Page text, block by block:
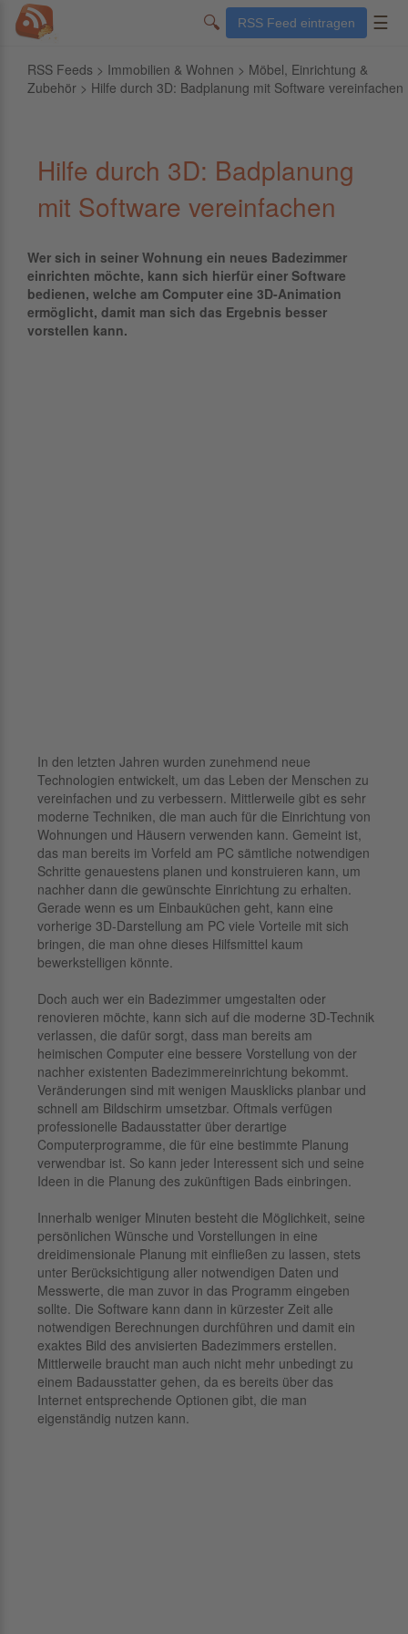
🔍 RSS Feed eintragen ☰
RSS Feeds > Immobilien & Wohnen > Möbel, Einrichtung &
Zubehör > Hilfe durch 3D: Badplanung mit Software vereinfachen
Hilfe durch 3D: Badplanung
mit Software vereinfachen
Wer sich in seiner Wohnung ein neues Badezimmer
einrichten möchte, kann sich hierfür einer Software
bedienen, welche am Computer eine 3D-Animation
ermöglicht, damit man sich das Ergebnis besser
vorstellen kann.
In den letzten Jahren wurden zunehmend neue
Technologien entwickelt, um das Leben der Menschen zu
vereinfachen und zu verbessern. Mittlerweile gibt es sehr
moderne Techniken, die man auch für die Einrichtung von
Wohnungen und Häusern verwenden kann. Gemeint ist,
das man bereits im Vorfeld am PC sämtliche notwendigen
Schritte genauestens planen und konstruieren kann, um
nachher dann die gewünschte Einrichtung zu erhalten.
Gerade wenn es um Einbauküchen geht, kann eine
vorherige 3D-Darstellung am PC viele Vorteile mit sich
bringen, die man ohne dieses Hilfsmittel kaum
bewerkstelligen könnte.
Doch auch wer ein Badezimmer umgestalten oder
renovieren möchte, kann sich auf die moderne 3D-Technik
verlassen, die dafür sorgt, dass man bereits am
heimischen Computer eine bessere Vorstellung von der
nachher existenten Badezimmereinrichtung bekommt.
Veränderungen sind mit wenigen Mausklicks planbar und
schnell am Bildschirm umsetzbar. Oftmals verfügen
professionelle Badausstatter über derartige
Computerprogramme, die für eine bestimmte Planung
verwendbar ist. So kann jeder Interessent sich und seine
Ideen in die Planung des zukünftigen Bads einbringen.
Innerhalb weniger Minuten besteht die Möglichkeit, seine
persönlichen Wünsche und Vorstellungen in eine
dreidimensionale Planung mit einfließen zu lassen, stets
unter Berücksichtigung aller notwendigen Daten und
Messwerte, die man zuvor in das Programm eingeben
sollte. Die Software kann dann in kürzester Zeit alle
notwendigen Berechnungen durchführen und damit ein
exaktes Bild des anvisierten Badezimmers erstellen.
Mittlerweile braucht man auch nicht mehr unbedingt zu
einem Badausstatter gehen, da es bereits über das
Internet entsprechende Optionen gibt, die man
eigenständig nutzen kann.